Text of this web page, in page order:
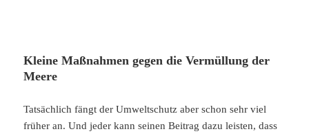
Kleine Maßnahmen gegen die Vermüllung der
Meere
Tatsächlich fängt der Umweltschutz aber schon sehr viel
früher an. Und jeder kann seinen Beitrag dazu leisten, dass